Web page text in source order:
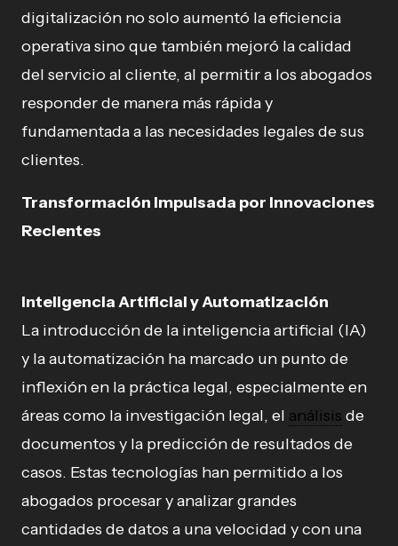
digitalización no solo aumentó la eficiencia
operativa sino que también mejoró la calidad
del servicio al cliente, al permitir a los abogados
responder de manera más rápida y
fundamentada a las necesidades legales de sus
clientes.
Transformación Impulsada por Innovaciones
Recientes
Inteligencia Artificial y Automatización
La introducción de la inteligencia artificial (IA)
y la automatización ha marcado un punto de
inflexión en la práctica legal, especialmente en
áreas como la investigación legal, el análisis de
documentos y la predicción de resultados de
casos. Estas tecnologías han permitido a los
abogados procesar y analizar grandes
cantidades de datos a una velocidad y con una